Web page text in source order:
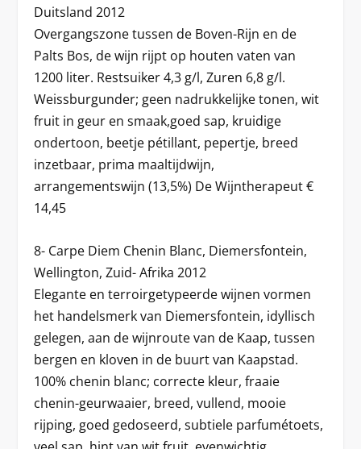
Duitsland 2012
Overgangszone tussen de Boven-Rijn en de
Palts Bos, de wijn rijpt op houten vaten van
1200 liter. Restsuiker 4,3 g/l, Zuren 6,8 g/l.
Weissburgunder; geen nadrukkelijke tonen, wit
fruit in geur en smaak,goed sap, kruidige
ondertoon, beetje pétillant, pepertje, breed
inzetbaar, prima maaltijdwijn,
arrangementswijn (13,5%) De Wijntherapeut €
14,45
8- Carpe Diem Chenin Blanc, Diemersfontein,
Wellington, Zuid- Afrika 2012
Elegante en terroirgetypeerde wijnen vormen
het handelsmerk van Diemersfontein, idyllisch
gelegen, aan de wijnroute van de Kaap, tussen
bergen en kloven in de buurt van Kaapstad.
100% chenin blanc; correcte kleur, fraaie
chenin-geurwaaier, breed, vullend, mooie
rijping, goed gedoseerd, subtiele parfumétoets,